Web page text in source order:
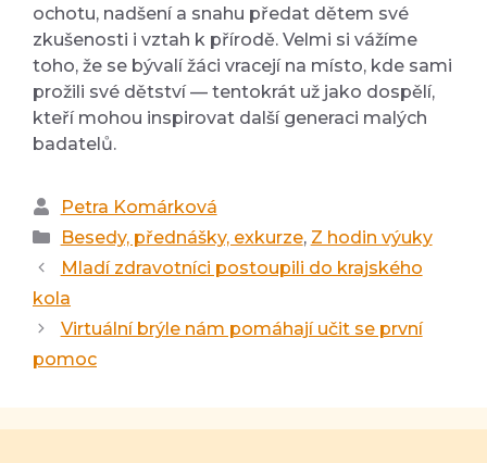
ochotu, nadšení a snahu předat dětem své
zkušenosti i vztah k přírodě. Velmi si vážíme
toho, že se bývalí žáci vracejí na místo, kde sami
prožili své dětství — tentokrát už jako dospělí,
kteří mohou inspirovat další generaci malých
badatelů.
Autor
Petra Komárková
Rubriky
Besedy, přednášky, exkurze, Z hodin výuky
Mladí zdravotníci postoupili do krajského
kola
Virtuální brýle nám pomáhají učit se první
pomoc